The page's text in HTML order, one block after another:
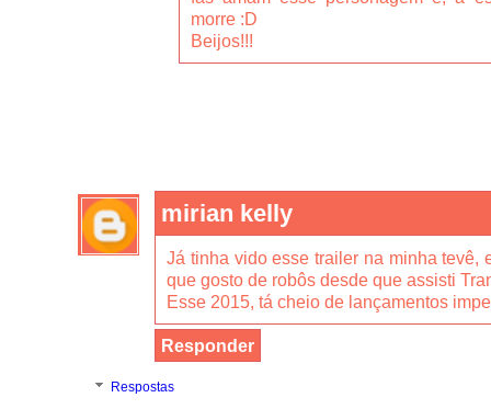
morre :D
Beijos!!!
mirian kelly
Já tinha vido esse trailer na minha tevê,
que gosto de robôs desde que assisti
Esse 2015, tá cheio de lançamentos
Responder
Respostas